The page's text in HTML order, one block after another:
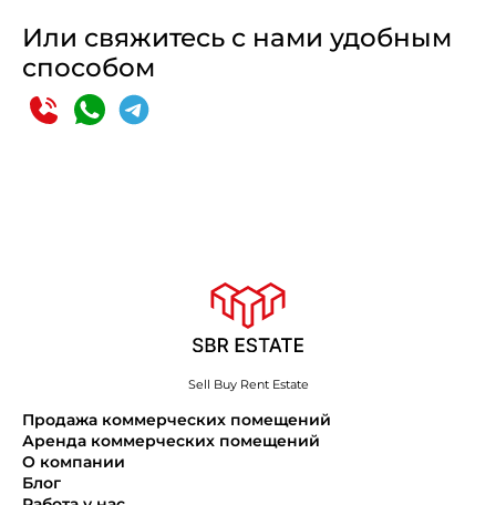
Или свяжитесь с нами удобным
способом
Sell Buy Rent Estate
Продажа коммерческих помещений
Аренда коммерческих помещений
О компании
Блог